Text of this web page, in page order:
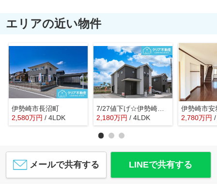
エリアの近い物件
伊勢崎市長沼町
2,580万円 / 4LDK
7/27値下げ☆伊勢崎市境保泉 築浅中古住宅
2,180万円 / 4LDK 2,780万円
メールで共有する LINEで共有する